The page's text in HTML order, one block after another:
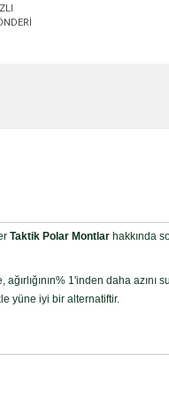
Taktik Polar Montlarhakkında
1'inden daha azını
yüne iyi bir alternatiftir.